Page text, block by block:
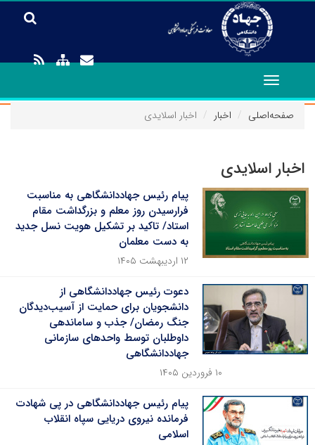
Toggle
navigation
صفحه‌اصلی
اخبار اخبار اسلایدی
اخبار اسلایدی
پیام رئیس جهاددانشگاهی به مناسبت
فرارسیدن روز معلم و بزرگداشت مقام
استاد/ تاکید بر تشکیل هویت نسل جدید
به دست معلمان
۱۲ اردیبهشت ۱۴۰۵
دعوت رئیس جهاددانشگاهی از
دانشجویان برای حمایت از آسیب‌دیدگان
جنگ رمضان/ جذب و ساماندهی
داوطلبان توسط واحدهای سازمانی
جهاددانشگاهی
۱۰ فروردین ۱۴۰۵
پیام رئیس جهاددانشگاهی در پی شهادت
فرمانده نیروی دریایی سپاه انقلاب
اسلامی